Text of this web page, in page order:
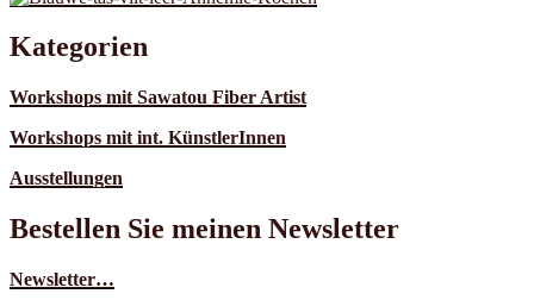
Kategorien
Workshops mit Sawatou Fiber Artist
Workshops mit int. KünstlerInnen
Ausstellungen
Bestellen Sie meinen Newsletter
Newsletter…